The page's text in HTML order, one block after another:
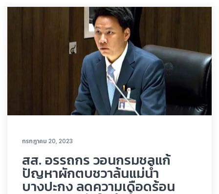
กรกฎาคม 20, 2023
สส. อรรถกร วอนกรมชลแก้
ปัญหาผักตบชวาล้นแม่น้ำ
บางปะกง ลดความเดือดร้อน